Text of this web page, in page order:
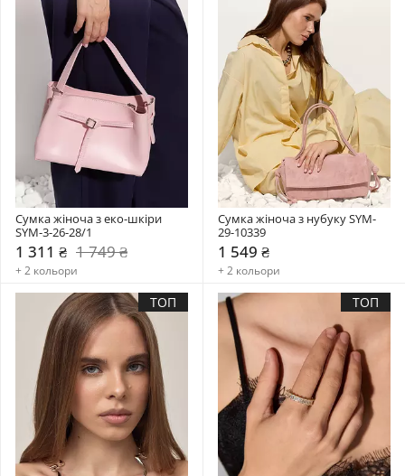
Сумка жіноча з еко-шкіри
SYM-3-26-28/1
1 311 ₴ 1 749 ₴
+ 2 кольори
Сумка жіноча з нубуку SYM-
29-10339
1 549 ₴
+ 2 кольори
ТОП ТОП